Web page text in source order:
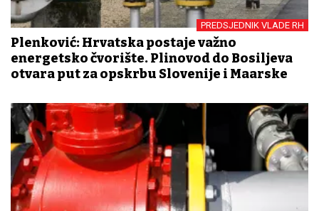
PREDSJEDNIK VLADE RH
Plenković: Hrvatska postaje važno
energetsko čvorište. Plinovod do Bosiljeva
otvara put za opskrbu Slovenije i Mađarske